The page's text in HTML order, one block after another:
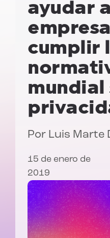
ayudar
cumplir
mundial
Por Luis Marte
15 de enero de
2019